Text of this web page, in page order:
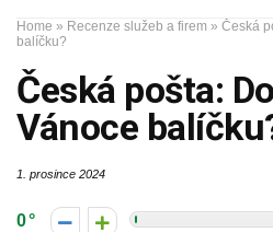
Home » Recenze služeb a firem » Česká
balíčku?
Česká pošta:
Vánoce
1. prosince 2024
0